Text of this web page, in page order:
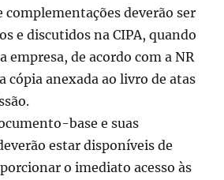
complementações deverão ser
e discutidos na CIPA, quando
empresa, de acordo com a NR
cópia anexada ao livro de atas
base e suas
estar disponíveis de
o imediato acesso às